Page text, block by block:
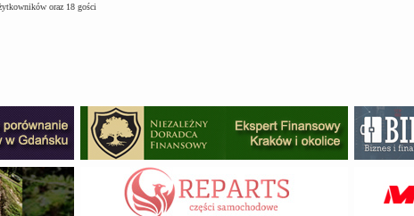
oraz 18 gości